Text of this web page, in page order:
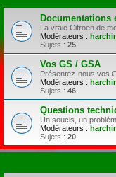
Documentations
La vraie Citroën de
Modérateurs :
Sujets : 25
Vos GS / GSA
Présentez-nous vos
Modérateurs :
Sujets : 46
Questions
Un soucis, un
Modérateurs :
Sujets : 20